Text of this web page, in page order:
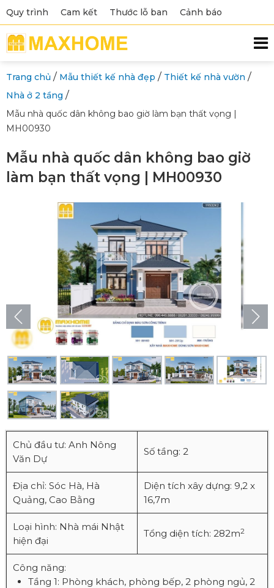
Quy trình Cam kết Thước lỗ ban Cảnh báo
Trang chủ / Mẫu thiết kế nhà đẹp / Thiết kế nhà vườn /
Nhà ở 2 tầng /
Mẫu nhà quốc dân không bao giờ làm bạn thất vọng |
MH00930
Mẫu nhà quốc dân không bao giờ
làm bạn thất vọng | MH00930
Chủ đầu tư: Anh Nông
Văn Dự
Số tầng: 2
Địa chỉ: Sóc Hà, Hà
Quảng, Cao Bằng
Diện tích xây dựng: 9,2 x
16,7m
Loại hình: Nhà mái Nhật
hiện đại
Tổng diện tích: 282m2
Công năng:
Tầng 1: Phòng khách, phòng bếp, 2 phòng ngủ, 2